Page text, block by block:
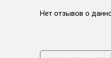
Нет отзывов о